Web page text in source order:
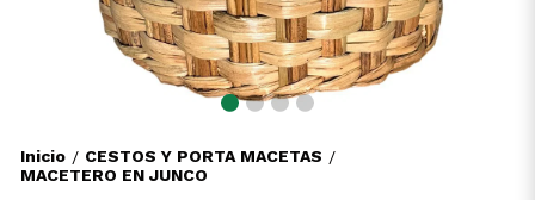
Inicio / CESTOS Y PORTA MACETAS /
MACETERO EN JUNCO